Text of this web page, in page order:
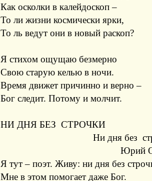
Как осколки в калейдоскоп –
То ли жизни космически ярки,
То ль ведут они в новый раскоп?
Я стихом ощущаю безмерно
Свою старую келью в ночи.
Время движет причинно и верно –
Бог следит. Потому и молчит.
НИ ДНЯ БЕЗ СТРОЧКИ
Ни дня без
Юрий
Я тут – поэт. Живу: ни дня без
Мне в этом помогает даже Бог.